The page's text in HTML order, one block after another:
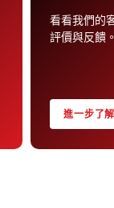
看看我們的
評價與反饋
進一步了